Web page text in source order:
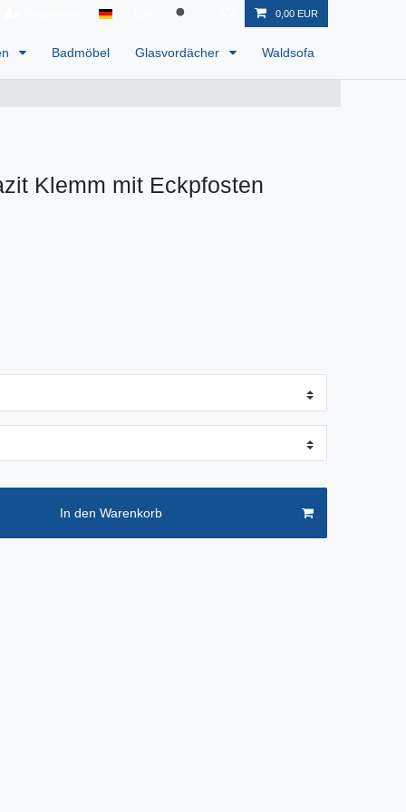
0,00 EUR
Badmöbel Glasvordächer Waldsofa
Klemm mit Eckpfosten
In den Warenkorb